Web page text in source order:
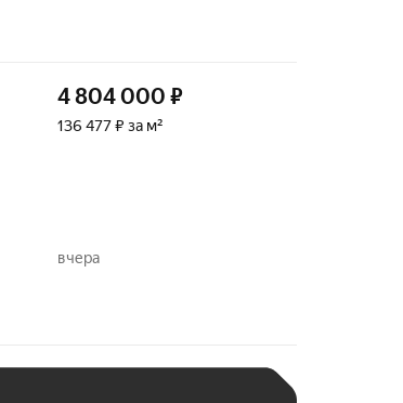
4 804 000 ₽
136 477 ₽ за м²
вчера